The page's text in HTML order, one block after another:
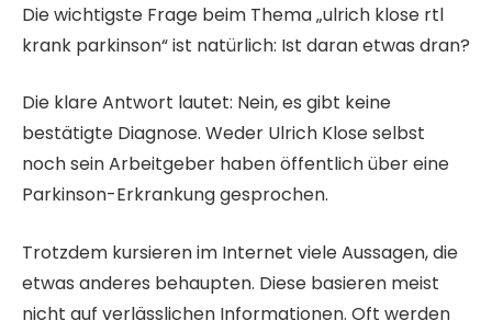
Die wichtigste Frage beim Thema „ulrich klose rtl
krank parkinson“ ist natürlich: Ist daran etwas dran?
Die klare Antwort lautet: Nein, es gibt keine
bestätigte Diagnose. Weder Ulrich Klose selbst
noch sein Arbeitgeber haben öffentlich über eine
Parkinson-Erkrankung gesprochen.
Trotzdem kursieren im Internet viele Aussagen, die
etwas anderes behaupten. Diese basieren meist
nicht auf verlässlichen Informationen. Oft werden